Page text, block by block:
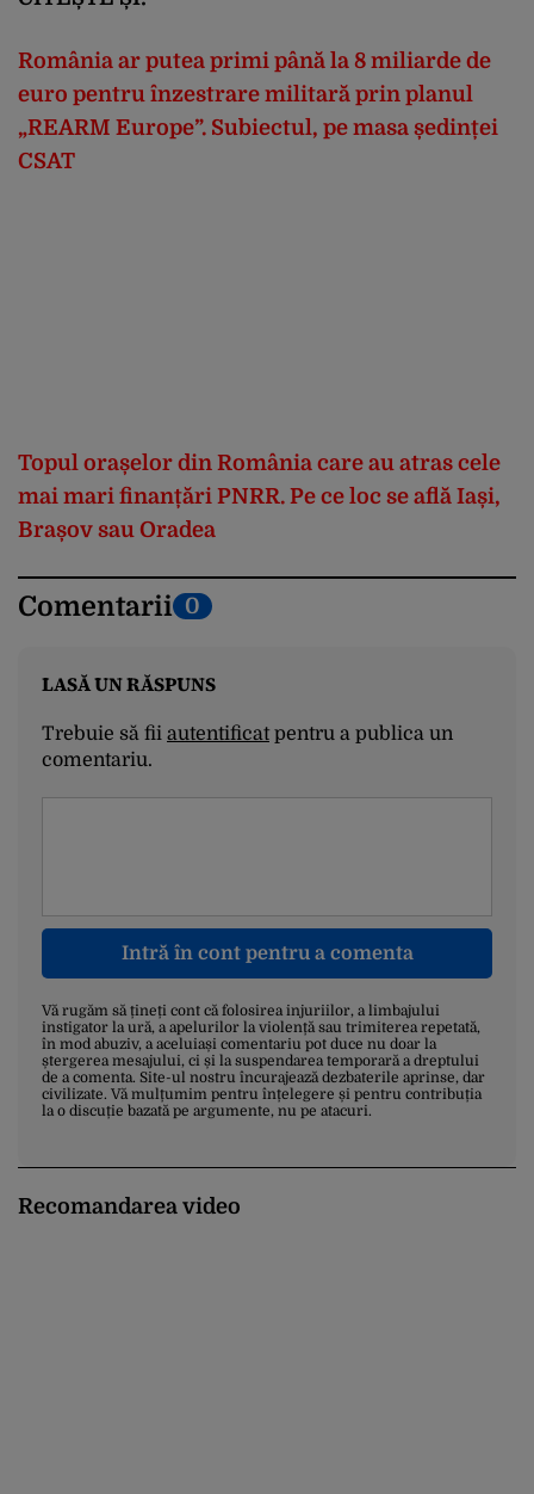
România ar putea primi până la 8 miliarde de
euro pentru înzestrare militară prin planul
„REARM Europe”. Subiectul, pe masa ședinței
CSAT
Topul orașelor din România care au atras cele
mai mari finanțări PNRR. Pe ce loc se află Iași,
Brașov sau Oradea
Comentarii 0
LASĂ UN RĂSPUNS
Trebuie să fii autentificatpentru a publica un
comentariu.
Intră în cont pentru a comenta
Vă rugăm să țineți cont că folosirea injuriilor, a limbajului
instigator la ură, a apelurilor la violență sau trimiterea repetată,
în mod abuziv, a aceluiași comentariu pot duce nu doar la
ștergerea mesajului, ci și la suspendarea temporară a dreptului
de a comenta. Site-ul nostru încurajează dezbaterile aprinse, dar
civilizate. Vă mulțumim pentru înțelegere și pentru contribuția
la o discuție bazată pe argumente, nu pe atacuri.
Recomandarea video